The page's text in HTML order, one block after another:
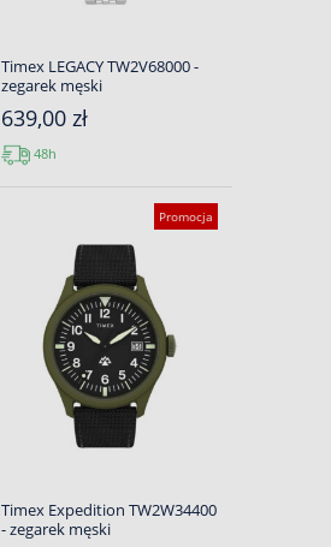
Timex LEGACY TW2V68000 -
zegarek męski
639,00 zł
48h
Promocja
Timex Expedition TW2W34400
- zegarek męski